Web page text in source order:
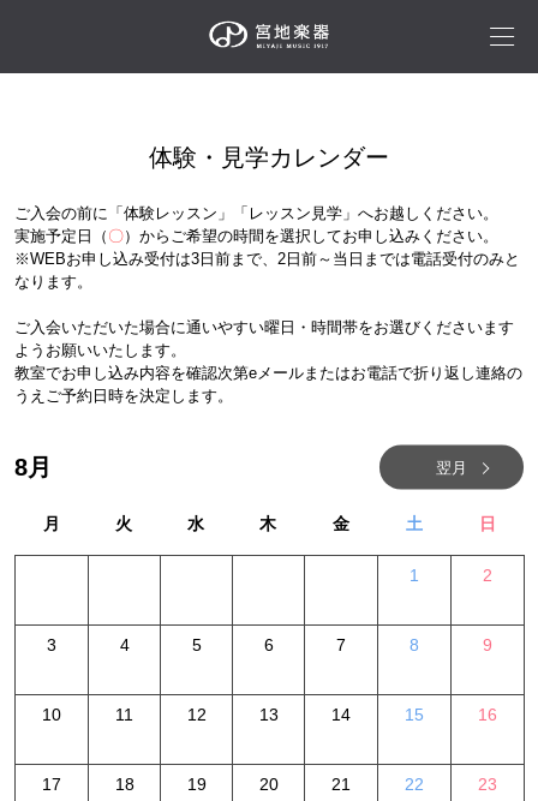
体験・見学カレンダー
ご入会の前に「体験レッスン」「レッスン見学」へお越しください。
実施予定日（ 〇）からご希望の時間を選択してお申し込みください。
※WEBお申し込み受付は3日前まで、2日前～当日までは電話受付のみと
なります。
ご入会いただいた場合に通いやすい曜日・時間帯をお選びくださいます
ようお願いいたします。
教室でお申し込み内容を確認次第eメールまたはお電話で折り返し連絡の
うえご予約日時を決定します。
8月 翌月
月 火 水 木 金 土 日
1 2
3 4 5 6 7 8 9
10 11 12 13 14 15 16
17 18 19 20 21 22 23